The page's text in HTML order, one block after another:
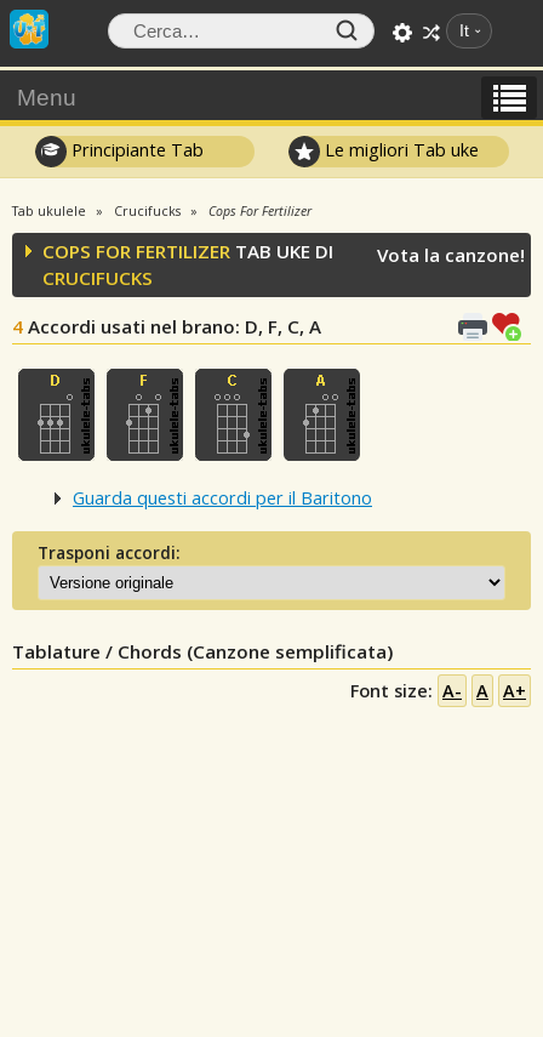
It
Menu
Principiante Tab Le migliori Tab uke
Tab ukulele Crucifucks Cops For Fertilizer
COPS FOR FERTILIZER TAB UKE DI
CRUCIFUCKS
4 Accordi usati nel brano: D, F, C, A
Vota la canzone!
Guarda questi accordi per il Baritono
Trasponi accordi:
Tablature / Chords (Canzone semplificata)
Font size: A- A A+